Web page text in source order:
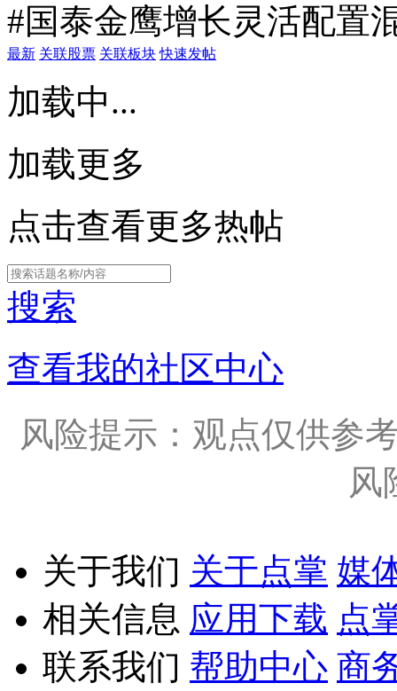
#国泰金鹰增长灵活配置
最新 关联股票 关联板块 快速发帖
加载中...
加载更多
点击查看更多热帖
搜索
查看我的社区中心
风险提示：观点仅供参
风
关于我们 关于点掌 媒
相关信息 应用下载 点
联系我们 帮助中心 商